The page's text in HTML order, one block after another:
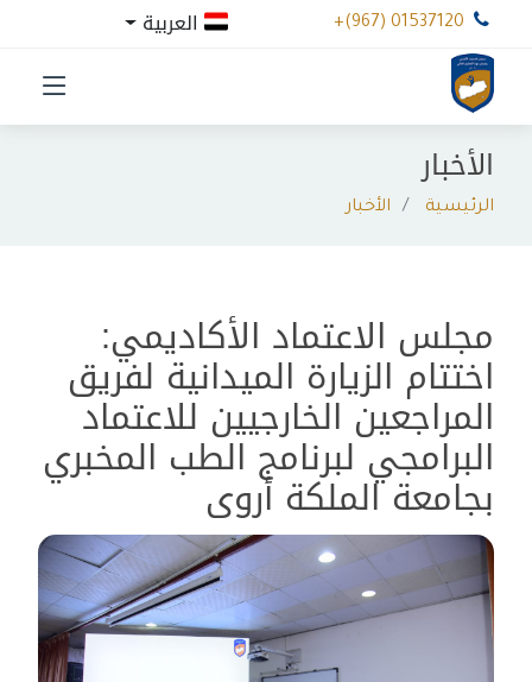
+(967) 01537120
الأخبار
الرئيسية الأخبار
مجلس الاعتماد الأكاديمي:
اختتام الزيارة الميدانية لفريق
المراجعين الخارجيين للاعتماد
البرامجي لبرنامج الطب المخبري
بجامعة الملكة أروى